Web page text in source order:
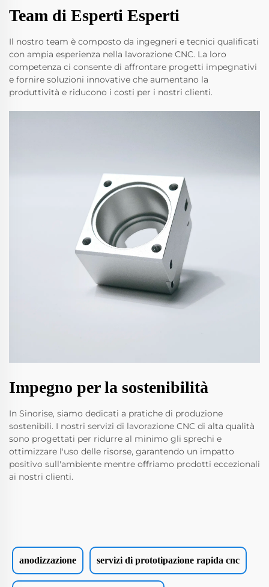
Team di Esperti Esperti
Il nostro team è composto da ingegneri e tecnici qualificati
con ampia esperienza nella lavorazione CNC. La loro
competenza ci consente di affrontare progetti impegnativi
e fornire soluzioni innovative che aumentano la
produttività e riducono i costi per i nostri clienti.
Impegno per la sostenibilità
In Sinorise, siamo dedicati a pratiche di produzione
sostenibili. I nostri servizi di lavorazione CNC di alta qualità
sono progettati per ridurre al minimo gli sprechi e
ottimizzare l'uso delle risorse, garantendo un impatto
positivo sull'ambiente mentre offriamo prodotti eccezionali
ai nostri clienti.
anodizzazione servizi di prototipazione rapida cnc